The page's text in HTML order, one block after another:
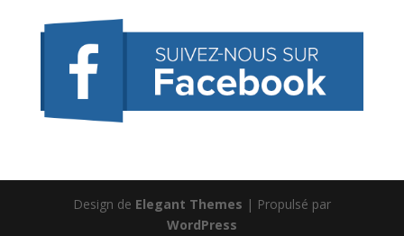
Design de Elegant Themes | Propulsé par
WordPress